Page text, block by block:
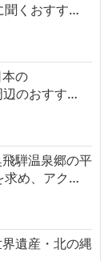
聞くおすす…
の
辺のおすす…
騨温泉郷の平
求め、アク…
遺産・北の縄